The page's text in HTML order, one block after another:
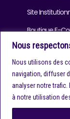
Nous
Nous utilisons des
navigation, diffuser
analyser notre trafic.
à notre utilisation
Infos Contact
Site
Boutique E-
Blog